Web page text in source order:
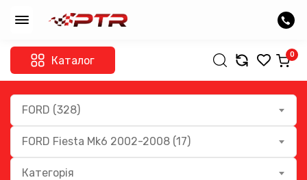
Каталог 0
FORD (328)
FORD Fiesta Mk6 2002-2008 (17)
Категорія